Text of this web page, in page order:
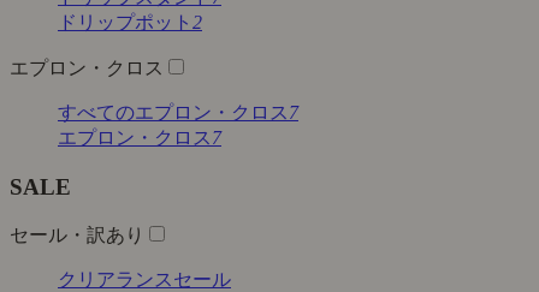
ドリップポット 2
エプロン・クロス
すべてのエプロン・クロス 7
エプロン・クロス 7
SALE
セール・訳あり
クリアランスセール